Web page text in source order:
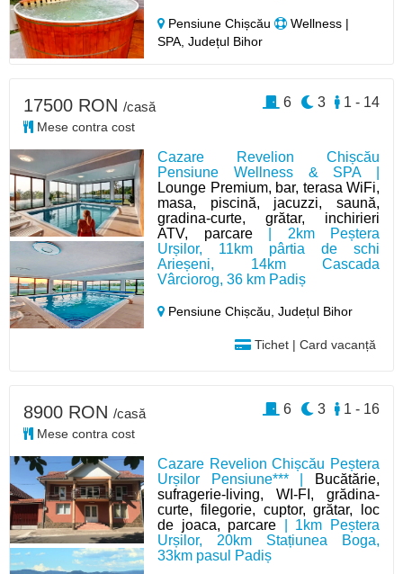
Pensiune Chișcău
Wellness |
SPA, Județul Bihor
Cazare Revelion Chișcău
Pensiune Wellness & SPA |
Lounge Premium, bar, terasa WiFi,
masa, piscină, jacuzzi, saună,
gradina-curte, grătar, inchirieri
ATV, parcare| 2km Peștera
Urșilor, 11km pârtia de schi
Arieșeni, 14km Cascada
Vârciorog, 36 km Padiș
Pensiune Chișcău,Județul Bihor
Tichet | Card vacanță
17500 RON /casă
Mese contra cost
1 - 14
3
6
Cazare Revelion Chișcău Peștera
Urșilor Pensiune*** |
Bucătărie,
sufragerie-living, WI-FI, grădina-
curte, filegorie, cuptor, grătar, loc
de joaca, parcare | 1km Peștera
Urșilor, 20km Stațiunea Boga,
33km pasul Padiș
8900 RON /casă
Mese contra cost
1 - 16
3
6